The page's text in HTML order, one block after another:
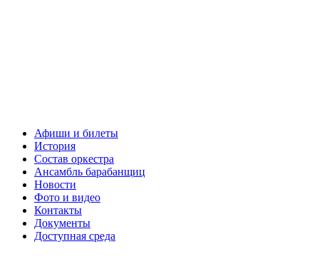
Афиши и билеты
История
Состав оркестра
Ансамбль барабанщиц
Новости
Фото и видео
Контакты
Документы
Доступная среда